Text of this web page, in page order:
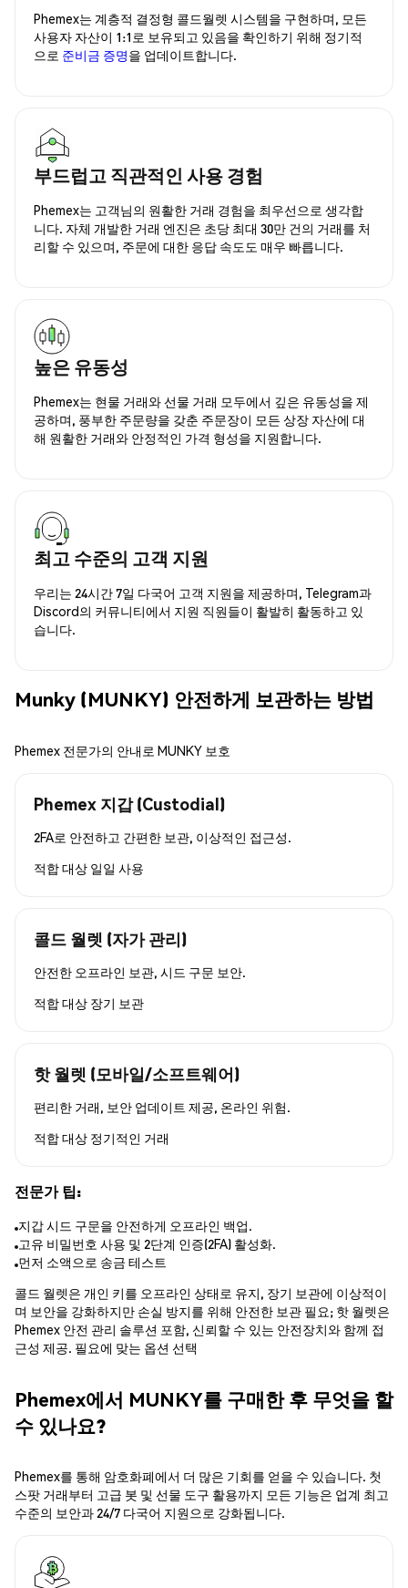
Phemex는 계층적 결정형 콜드월렛 시스템을 구현하며, 모든
사용자 자산이 1:1로 보유되고 있음을 확인하기 위해 정기적
으로 준비금 증명을 업데이트합니다.
부드럽고 직관적인 사용 경험
Phemex는 고객님의 원활한 거래 경험을 최우선으로 생각합
니다. 자체 개발한 거래 엔진은 초당 최대 30만 건의 거래를 처
리할 수 있으며, 주문에 대한 응답 속도도 매우 빠릅니다.
높은 유동성
Phemex는 현물 거래와 선물 거래 모두에서 깊은 유동성을 제
공하며, 풍부한 주문량을 갖춘 주문장이 모든 상장 자산에 대
해 원활한 거래와 안정적인 가격 형성을 지원합니다.
최고 수준의 고객 지원
우리는 24시간 7일 다국어 고객 지원을 제공하며, Telegram과
Discord의 커뮤니티에서 지원 직원들이 활발히 활동하고 있
습니다.
Munky (MUNKY) 안전하게 보관하는 방법
Phemex 전문가의 안내로 MUNKY 보호
Phemex 지갑 (Custodial)
2FA로 안전하고 간편한 보관, 이상적인 접근성.
적합 대상 일일 사용
콜드 월렛 (자가 관리)
안전한 오프라인 보관, 시드 구문 보안.
적합 대상 장기 보관
핫 월렛 (모바일/소프트웨어)
편리한 거래, 보안 업데이트 제공, 온라인 위험.
적합 대상 정기적인 거래
전문가 팁:
지갑 시드 구문을 안전하게 오프라인 백업.
고유 비밀번호 사용 및 2단계 인증(2FA) 활성화.
먼저 소액으로 송금 테스트
콜드 월렛은 개인 키를 오프라인 상태로 유지, 장기 보관에 이상적이
며 보안을 강화하지만 손실 방지를 위해 안전한 보관 필요; 핫 월렛은
Phemex 안전 관리 솔루션 포함, 신뢰할 수 있는 안전장치와 함께 접
근성 제공. 필요에 맞는 옵션 선택
Phemex에서 MUNKY를 구매한 후 무엇을 할
수 있나요?
Phemex를 통해 암호화폐에서 더 많은 기회를 얻을 수 있습니다. 첫
스팟 거래부터 고급 봇 및 선물 도구 활용까지 모든 기능은 업계 최고
수준의 보안과 24/7 다국어 지원으로 강화됩니다.